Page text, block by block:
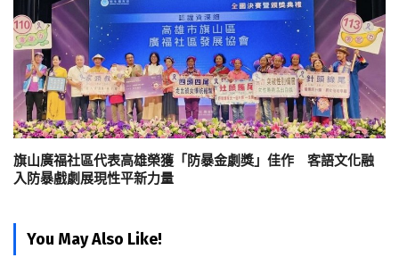
旗山廣福社區代表高雄榮獲「防暴金劇獎」佳作 客語文化融
入防暴戲劇展現性平新力量
You May Also Like!